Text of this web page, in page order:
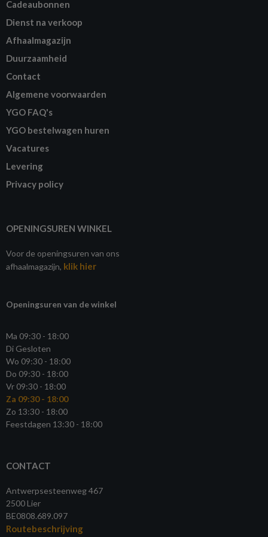
Cadeaubonnen
Dienst na verkoop
Afhaalmagazijn
Duurzaamheid
Contact
Algemene voorwaarden
YGO FAQ's
YGO bestelwagen huren
Vacatures
Levering
Privacy policy
OPENINGSUREN WINKEL
Voor de openingsuren van ons
afhaalmagazijn, klik hier
Openingsuren van de winkel
Ma 09:30 - 18:00
Di Gesloten
Wo 09:30 - 18:00
Do 09:30 - 18:00
Vr 09:30 - 18:00
Za 09:30 - 18:00
Zo 13:30 - 18:00
Feestdagen 13:30 - 18:00
CONTACT
Antwerpsesteenweg 467
2500 Lier
BE0808.689.097
Routebeschrijving